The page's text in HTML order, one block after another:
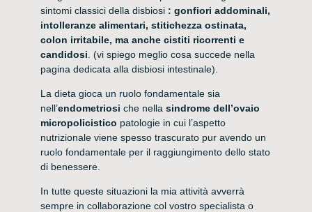
sintomi classici della disbiosi : gonfiori addominali,
intolleranze alimentari, stitichezza ostinata,
colon irritabile, ma anche cistiti ricorrenti e
candidosi . (vi spiego meglio cosa succede nella
pagina dedicata alla disbiosi intestinale).
La dieta gioca un ruolo fondamentale sia
nell’endometriosi che nellasindrome dell’ovaio
micropolicistico patologie in cui l’aspetto
nutrizionale viene spesso trascurato pur avendo un
ruolo fondamentale per il raggiungimento dello stato
di benessere.
In tutte queste situazioni la mia attività avverrà
sempre in collaborazione col vostro specialista o